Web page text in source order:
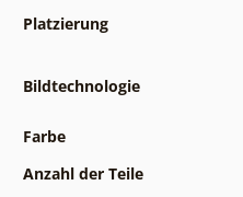
Platzierung
Bildtechnologie
Farbe
Anzahl der Teile